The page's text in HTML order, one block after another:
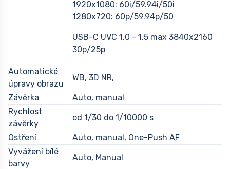
1920x1080: 60i/59.94i/50i
1280x720: 60p/59.94p/50
USB-C UVC 1.0 - 1.5 max 3840x2160
30p/25p
Automatické
úpravy obrazu
WB, 3D NR,
Závěrka
Auto, manual
Rychlost
závěrky
od 1/30 do 1/10000 s
Ostření
Auto, manual, One-Push AF
Vyvážení bílé
barvy
Auto, Manual